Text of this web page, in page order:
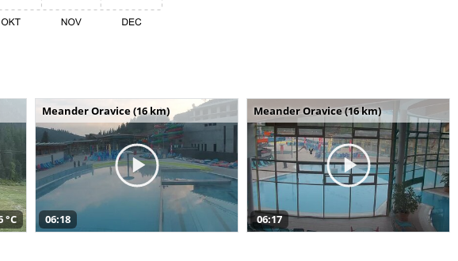
°C
Meander Oravice (16 km)
06:18
Meander Oravice (16 km)
06:17